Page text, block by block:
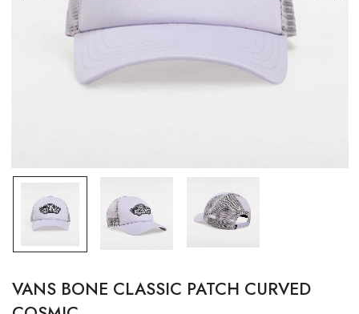
VANS BONE CLASSIC PATCH CURVED